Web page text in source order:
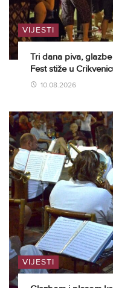
VIJESTI
Tri dana piva,
Fest stiže u
10.08.2026
VIJESTI